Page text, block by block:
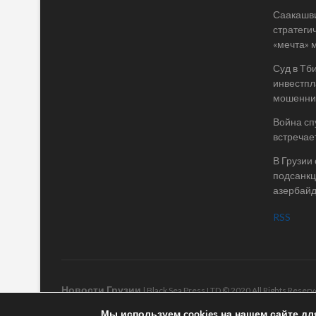
«мечта»
Суд в
Война
В
RSS
Новости Грузии| Black Sea Press LTD © 2020 All Rights